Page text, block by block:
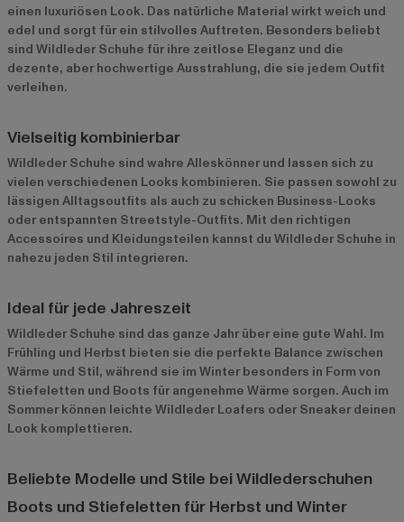
einen luxuriösen Look. Das natürliche Material wirkt weich und
edel und sorgt für ein stilvolles Auftreten. Besonders beliebt
sind Wildleder Schuhe für ihre zeitlose Eleganz und die
dezente, aber hochwertige Ausstrahlung, die sie jedem Outfit
verleihen.
Vielseitig kombinierbar
Wildleder Schuhe sind wahre Alleskönner und lassen sich zu
vielen verschiedenen Looks kombinieren. Sie passen sowohl zu
lässigen Alltagsoutfits als auch zu schicken Business-Looks
oder entspannten Streetstyle-Outfits. Mit den richtigen
Accessoires und Kleidungsteilen kannst du Wildleder Schuhe in
nahezu jeden Stil integrieren.
Ideal für jede Jahreszeit
Wildleder Schuhe sind das ganze Jahr über eine gute Wahl. Im
Frühling und Herbst bieten sie die perfekte Balance zwischen
Wärme und Stil, während sie im Winter besonders in Form von
Stiefeletten und Boots für angenehme Wärme sorgen. Auch im
Sommer können leichte Wildleder Loafers oder Sneaker deinen
Look komplettieren.
Beliebte Modelle und Stile bei Wildlederschuhen
Boots und Stiefeletten für Herbst und Winter